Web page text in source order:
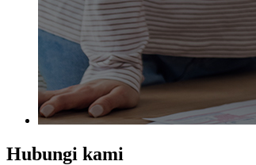
Hubungi kami